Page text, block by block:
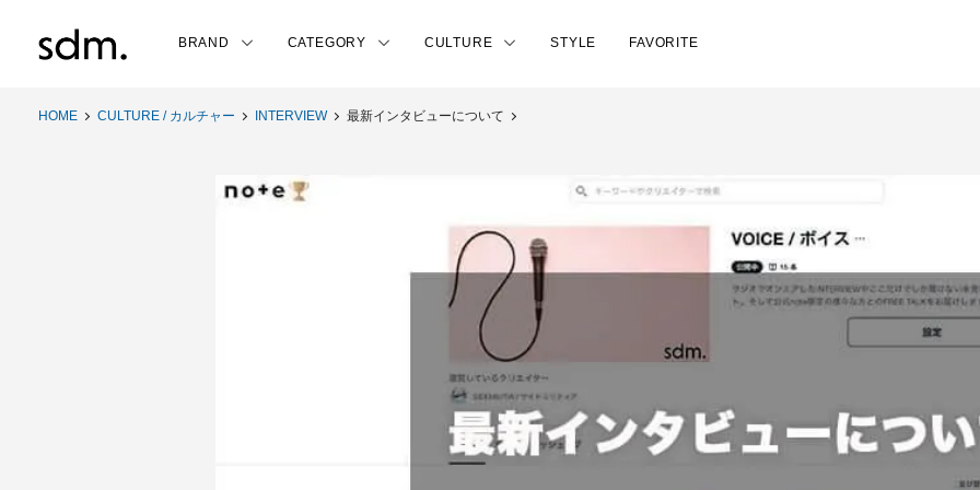
BRAND CATEGORY CULTURE STYLE FAVORITE
HOME CULTURE / カルチャー INTERVIEW 最新インタビューについて